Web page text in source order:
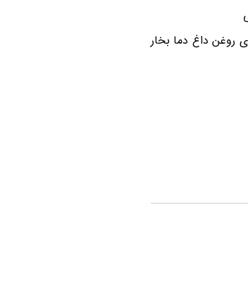
روغن داغ دما بخار